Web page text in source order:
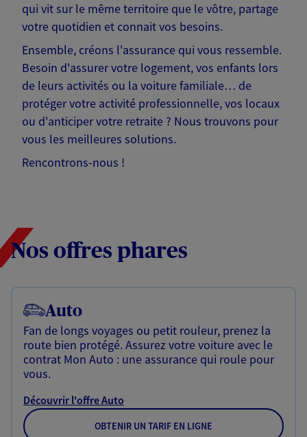
qui vit sur le même territoire que le vôtre, partage
votre quotidien et connait vos besoins.
Ensemble, créons l'assurance qui vous ressemble.
Besoin d'assurer votre logement, vos enfants lors
de leurs activités ou la voiture familiale… de
protéger votre activité professionnelle, vos locaux
ou d'anticiper votre retraite ? Nous trouvons pour
vous les meilleures solutions.
Rencontrons-nous !
Nos offres phares
Auto
Fan de longs voyages ou petit rouleur, prenez la
route bien protégé. Assurez votre voiture avec le
contrat Mon Auto : une assurance qui roule pour
vous.
Découvrir l'offre Auto
OBTENIR UN TARIF EN LIGNE